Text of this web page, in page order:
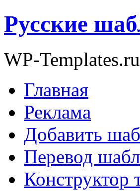
Русские
WP-
Главная
Реклама
Добавить
Перевод
Конструктор